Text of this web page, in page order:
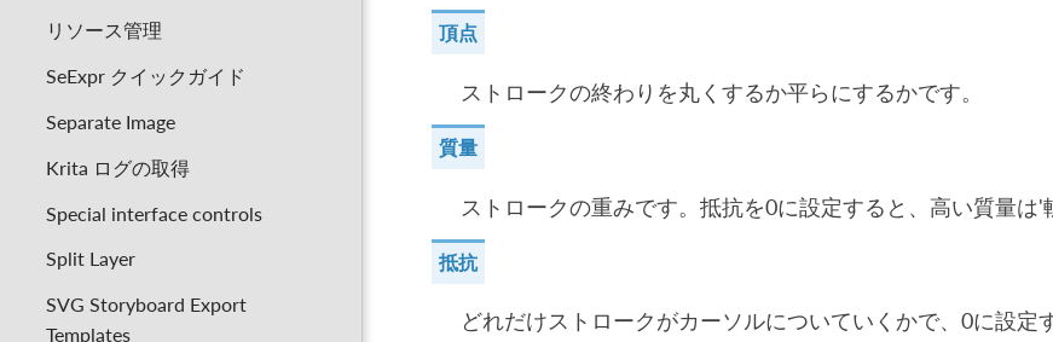
リソース管理
SeExpr クイックガイド
Separate Image
Krita ログの取得
Special interface controls
Split Layer
SVG Storyboard Export
Templates
頂点
ストロークの終わりを丸くするか平らにするかです。
質量
ストロークの重みです。抵抗を0に設定すると、高い質量は'
抵抗
どれだけストロークがカーソルについていくかで、0に設定